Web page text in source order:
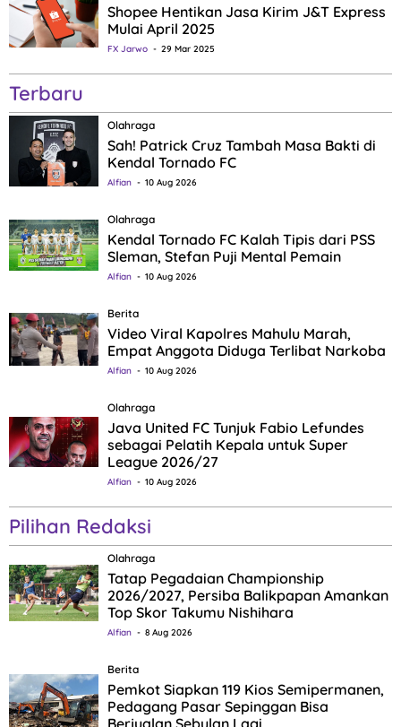
Shopee Hentikan Jasa Kirim J&T Express
Mulai April 2025
FX Jarwo 29 Mar 2025
Terbaru
Olahraga
Sah! Patrick Cruz Tambah Masa Bakti di
Kendal Tornado FC
Alfian 10 Aug 2026
Olahraga
Kendal Tornado FC Kalah Tipis dari PSS
Sleman, Stefan Puji Mental Pemain
Alfian 10 Aug 2026
Berita
Video Viral Kapolres Mahulu Marah,
Empat Anggota Diduga Terlibat Narkoba
Alfian 10 Aug 2026
Olahraga
Java United FC Tunjuk Fabio Lefundes
sebagai Pelatih Kepala untuk Super
League 2026/27
Alfian 10 Aug 2026
Pilihan Redaksi
Olahraga
Tatap Pegadaian Championship
2026/2027, Persiba Balikpapan Amankan
Top Skor Takumu Nishihara
Alfian 8 Aug 2026
Berita
Pemkot Siapkan 119 Kios Semipermanen,
Pedagang Pasar Sepinggan Bisa